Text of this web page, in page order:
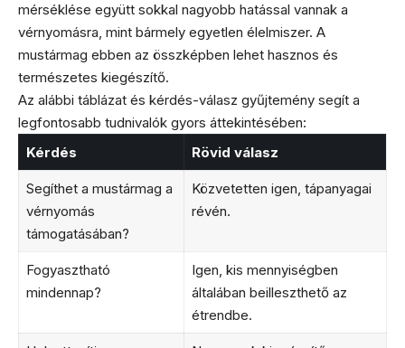
mérséklése együtt sokkal nagyobb hatással vannak a
vérnyomásra, mint bármely egyetlen élelmiszer. A
mustármag ebben az összképben lehet hasznos és
természetes kiegészítő.
Az alábbi táblázat és kérdés-válasz gyűjtemény segít a
legfontosabb tudnivalók gyors áttekintésében:
Kérdés
Rövid válasz
Segíthet a mustármag a
vérnyomás
támogatásában?
Közvetetten igen, tápanyagai
révén.
Fogyasztható
mindennap?
Igen, kis mennyiségben
általában beilleszthető az
étrendbe.